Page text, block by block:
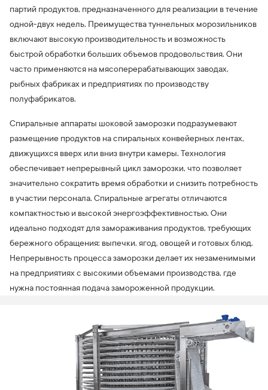
партий продуктов, предназначенного для реализации в течение
одной-двух недель. Преимущества туннельных морозильников
включают высокую производительность и возможность
быстрой обработки больших объемов продовольствия. Они
часто применяются на мясоперерабатывающих заводах,
рыбных фабриках и предприятиях по производству
полуфабрикатов.
Спиральные аппараты шоковой заморозки подразумевают
размещение продуктов на спиральных конвейерных лентах,
движущихся вверх или вниз внутри камеры. Технология
обеспечивает непрерывный цикл заморозки, что позволяет
значительно сократить время обработки и снизить потребность
в участии персонала. Спиральные агрегаты отличаются
компактностью и высокой энергоэффективностью. Они
идеально подходят для замораживания продуктов, требующих
бережного обращения: выпечки, ягод, овощей и готовых блюд.
Непрерывность процесса заморозки делает их незаменимыми
на предприятиях с высокими объемами производства, где
нужна постоянная подача замороженной продукции.